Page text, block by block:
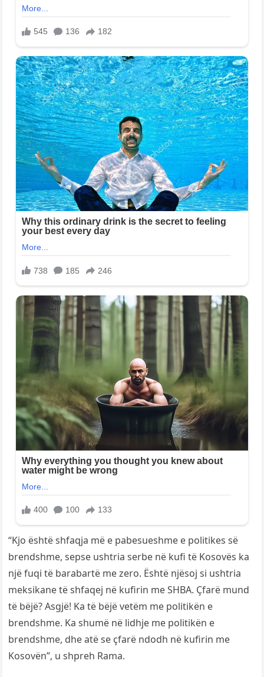
“Kjo është shfaqja më e pabesueshme e politikes së
brendshme, sepse ushtria serbe në kufi të Kosovës ka
një fuqi të barabartë me zero. Është njësoj si ushtria
meksikane të shfaqej në kufirin me SHBA. Çfarë mund
të bëjë? Asgjë! Ka të bëjë vetëm me politikën e
brendshme. Ka shumë në lidhje me politikën e
brendshme, dhe atë se çfarë ndodh në kufirin me
Kosovën”, u shpreh Rama.